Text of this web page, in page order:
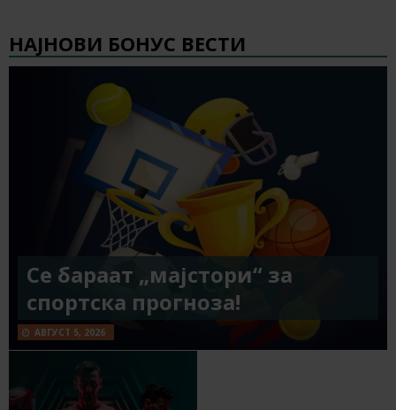
НАЈНОВИ БОНУС ВЕСТИ
Се бараат „мајстори“ за
спортска прогноза!
АВГУСТ 5, 2026